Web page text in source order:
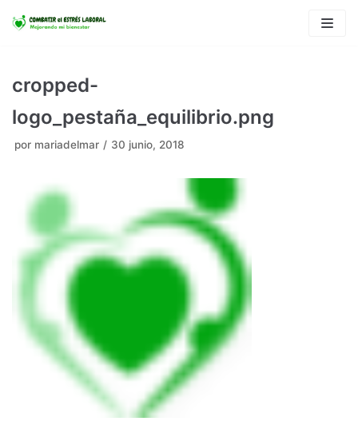
Saltar
cropped-
logo_pestaña_equilibrio.png
por mariadelmar 30 junio, 2018